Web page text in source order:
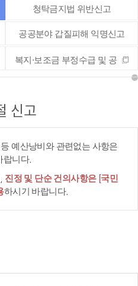
청탁금지법 위반신고
공공분야 갑질피해 익명신고
복지·보조금 부정수급 및 공
신고
예산낭비와 관련없는 사항은
니다.
진정 및 단순 건의사항은 [국민
하시기 바랍니다.